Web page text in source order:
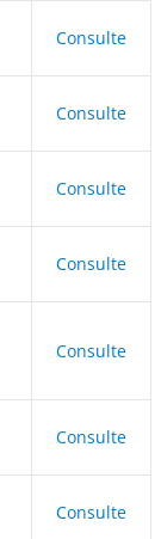
Consulte
Consulte
Consulte
Consulte
Consulte
Consulte
Consulte